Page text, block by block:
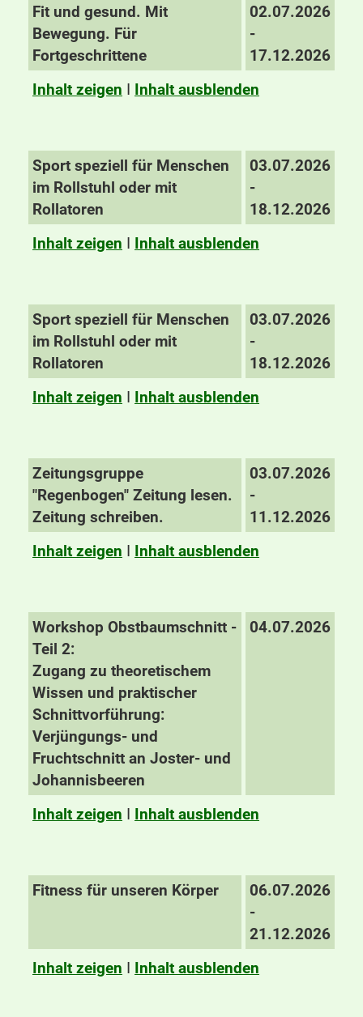
Fit und gesund. Mit
Bewegung. Für
Fortgeschrittene
02.07.2026
-
17.12.2026
Inhalt zeigen I Inhalt ausblenden
Sport speziell für Menschen
im Rollstuhl oder mit
Rollatoren
03.07.2026
-
18.12.2026
Inhalt zeigen I Inhalt ausblenden
Sport speziell für Menschen
im Rollstuhl oder mit
Rollatoren
03.07.2026
-
18.12.2026
Inhalt zeigen I Inhalt ausblenden
Zeitungsgruppe
"Regenbogen" Zeitung lesen.
Zeitung schreiben.
03.07.2026
-
11.12.2026
Inhalt zeigen I Inhalt ausblenden
Workshop Obstbaumschnitt -
Teil 2:
Zugang zu theoretischem
Wissen und praktischer
Schnittvorführung:
Verjüngungs- und
Fruchtschnitt an Joster- und
Johannisbeeren
04.07.2026
Inhalt zeigen I Inhalt ausblenden
Fitness für unseren Körper
06.07.2026
-
21.12.2026
Inhalt zeigen I Inhalt ausblenden